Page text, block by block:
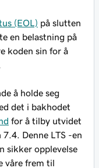
(EOL) på slutten
en belastning på
koden sin for å
å holde seg
det i bakhodet
for å tilby utvidet
Denne LTS -en
sikker opplevelse
våre frem til